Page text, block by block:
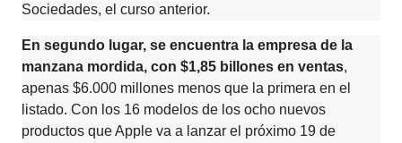
Sociedades, el curso anterior.
En segundo lugar, se encuentra la empresa de la
manzana mordida, con $1,85 billones en ventas,
apenas $6.000 millones menos que la primera en el
listado. Con los 16 modelos de los ocho nuevos
productos que Apple va a lanzar el próximo 19 de